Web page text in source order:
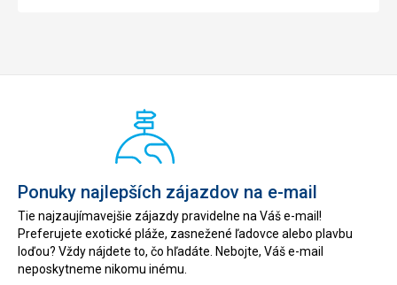
Ponuky najlepších zájazdov na e-mail
Tie najzaujímavejšie zájazdy pravidelne na Váš e-mail!
Preferujete exotické pláže, zasnežené ľadovce alebo plavbu
loďou? Vždy nájdete to, čo hľadáte. Nebojte, Váš e-mail
neposkytneme nikomu inému.